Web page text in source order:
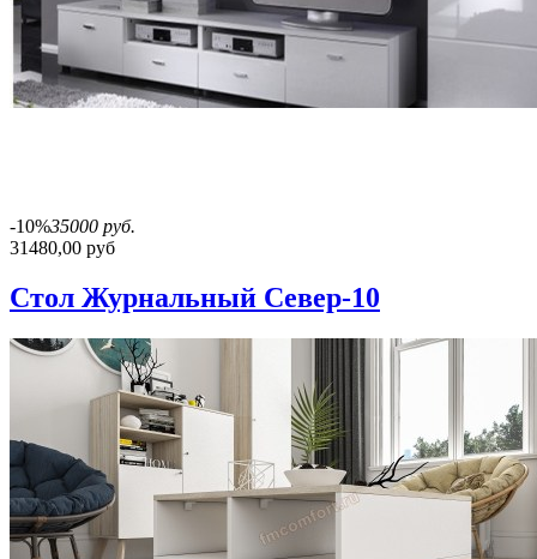
-10%35000 руб.
31480,00 руб
Стол Журнальный Север-10